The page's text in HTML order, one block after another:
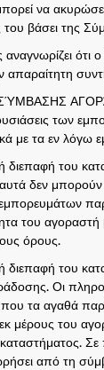
να ακυρώσει
του βάσει της
ότι
των
με τα εν λόγω
διεπαφή του
δεν μπορούν
του αγοραστή
όρους.
διεπαφή του
Οι
που τα αγαθά
μέρους του
από τη